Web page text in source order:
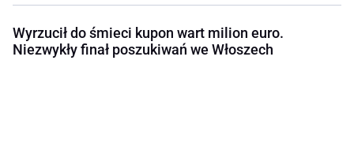
Wyrzucił do śmieci kupon wart milion euro.
Niezwykły finał poszukiwań we Włoszech